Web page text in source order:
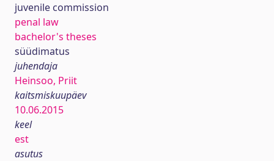
juvenile commission
penal law
bachelor's theses
süüdimatus
juhendaja
Heinsoo, Priit
kaitsmiskuupäev
10.06.2015
keel
est
asutus